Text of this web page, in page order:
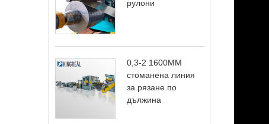
рулони
0,3-2 1600MM
стоманена линия
за рязане по
дължина